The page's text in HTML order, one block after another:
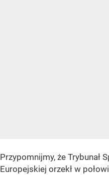
Przypomnijmy, że Trybunał
Europejskiej orzekł w